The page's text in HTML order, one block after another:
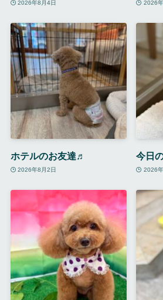
2026年8月4日 2026
ホテルのお友達♬
2026年8月2日
今日
2026